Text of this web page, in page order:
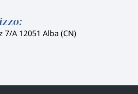
7/A 12051 Alba (CN)